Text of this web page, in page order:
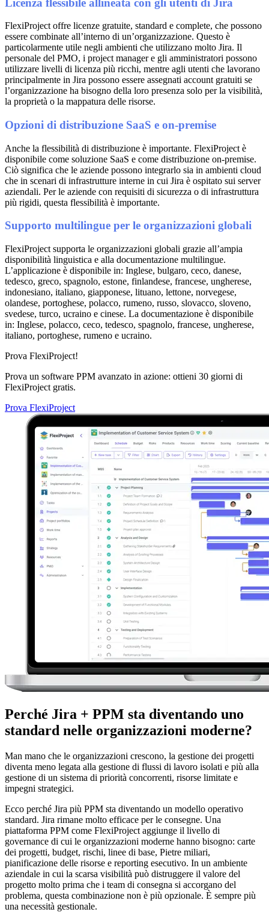
FlexiProject offre licenze gratuite, standard e complete, che possono
essere combinate all’interno di un’organizzazione. Questo è
particolarmente utile negli ambienti che utilizzano molto Jira. Il
personale del PMO, i project manager e gli amministratori possono
utilizzare livelli di licenza più ricchi, mentre agli utenti che lavorano
principalmente in Jira possono essere assegnati account gratuiti se
l’organizzazione ha bisogno della loro presenza solo per la visibilità,
la proprietà o la mappatura delle risorse.
Opzioni di distribuzione SaaS e on-premise
Anche la flessibilità di distribuzione è importante. FlexiProject è
disponibile come soluzione SaaS e come distribuzione on-premise.
Ciò significa che le aziende possono integrarlo sia in ambienti cloud
che in scenari di infrastrutture interne in cui Jira è ospitato sui server
aziendali. Per le aziende con requisiti di sicurezza o di infrastruttura
più rigidi, questa flessibilità è importante.
Supporto multilingue per le organizzazioni globali
FlexiProject supporta le organizzazioni globali grazie all’ampia
disponibilità linguistica e alla documentazione multilingue.
L’applicazione è disponibile in: Inglese, bulgaro, ceco, danese,
tedesco, greco, spagnolo, estone, finlandese, francese, ungherese,
indonesiano, italiano, giapponese, lituano, lettone, norvegese,
olandese, portoghese, polacco, rumeno, russo, slovacco, sloveno,
svedese, turco, ucraino e cinese. La documentazione è disponibile
in: Inglese, polacco, ceco, tedesco, spagnolo, francese, ungherese,
italiano, portoghese, rumeno e ucraino.
Prova FlexiProject!
Prova un software PPM avanzato in azione: ottieni 30 giorni di
FlexiProject gratis.
Prova FlexiProject
Perché Jira + PPM sta diventando uno
standard nelle organizzazioni moderne?
Man mano che le organizzazioni crescono, la gestione dei progetti
diventa meno legata alla gestione di flussi di lavoro isolati e più alla
gestione di un sistema di priorità concorrenti, risorse limitate e
impegni strategici.
Ecco perché Jira più PPM sta diventando un modello operativo
standard. Jira rimane molto efficace per le consegne. Una
piattaforma PPM come FlexiProject aggiunge il livello di
governance di cui le organizzazioni moderne hanno bisogno: carte
dei progetti, budget, rischi, linee di base, Pietre miliari,
pianificazione delle risorse e reporting esecutivo. In un ambiente
aziendale in cui la scarsa visibilità può distruggere il valore del
progetto molto prima che i team di consegna si accorgano del
problema, questa combinazione non è più opzionale. È sempre più
una necessità gestionale.